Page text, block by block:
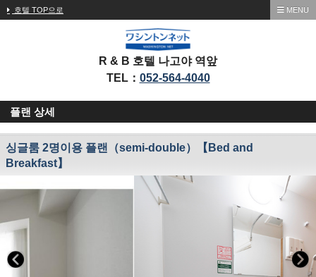
호텔 TOP으로 MENU
R & B 호텔 나고야 역앞
TEL： 052-564-4040
플랜 상세
싱글룸 2명이용 플랜（semi-double）【Bed and
Breakfast】